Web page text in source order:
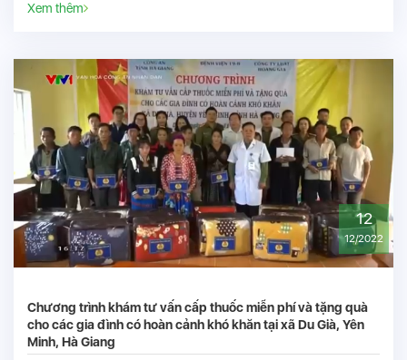
Xem thêm
12
12/2022
Chương trình khám tư vấn cấp thuốc miễn phí và tặng quà
cho các gia đình có hoàn cảnh khó khăn tại xã Du Già, Yên
Minh, Hà Giang